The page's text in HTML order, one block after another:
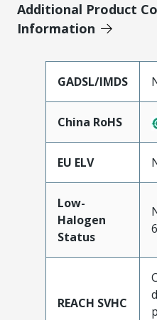
Additional Product
Information
GADSL/IMDS
China RoHS
EU ELV
Low-
Halogen
Status
REACH SVHC